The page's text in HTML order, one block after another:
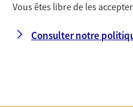
54 Av De La Liberation,63000
04 73 17 10 42
agencea2p.jv.conseil@axa.fr
Vous êtes libre de les
Consulter notre